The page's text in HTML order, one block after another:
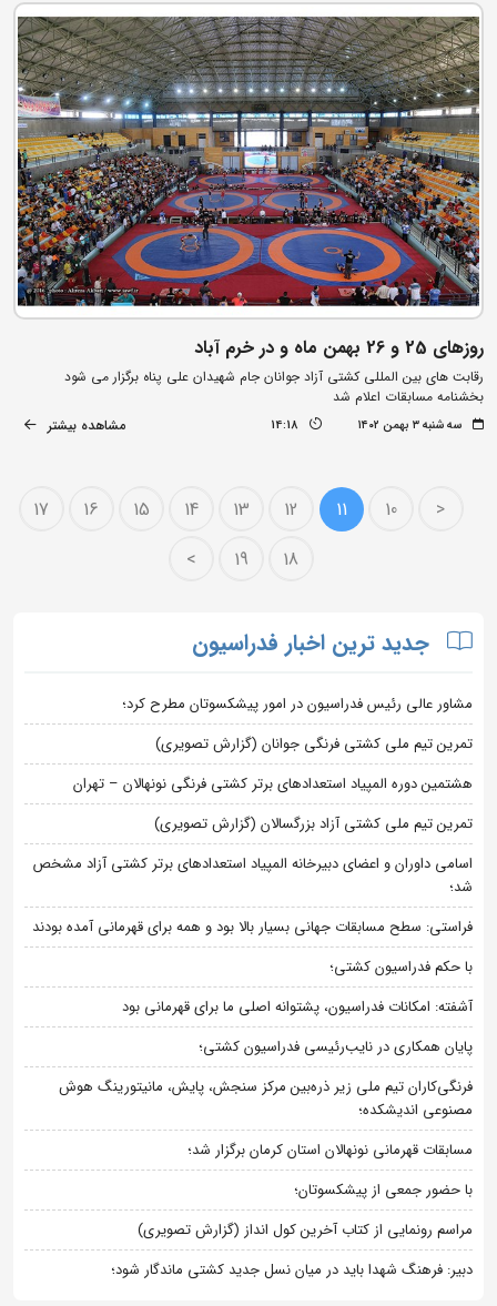
روزهای 25 و 26 بهمن ماه و در خرم آباد
رقابت های بین المللی کشتی آزاد جوانان جام شهیدان علی پناه برگزار می شود
بخشنامه مسابقات اعلام شد
سه شنبه ۳ بهمن ۱۴۰۲ 14:18 مشاهده بیشتر
<
10
11
12
13
14
15
16
17
18
19
>
جدید ترین اخبار فدراسیون
مشاور عالی رئیس فدراسیون در امور پیشکسوتان مطرح کرد؛
تمرین تیم ملی کشتی فرنگی جوانان (گزارش تصویری)
هشتمین دوره المپیاد استعدادهای برتر کشتی فرنگی نونهالان – تهران
تمرین تیم ملی کشتی آزاد بزرگسالان (گزارش تصویری)
اسامی داوران و اعضای دبیرخانه المپیاد استعدادهای برتر کشتی آزاد مشخص
شد؛
فراستی: سطح مسابقات جهانی بسیار بالا بود و همه برای قهرمانی آمده بودند
با حکم فدراسیون کشتی؛
آشفته: امکانات فدراسیون، پشتوانه اصلی ما برای قهرمانی بود
پایان همکاری در نایب‌رئیسی فدراسیون کشتی؛
فرنگی‌کاران تیم ملی زیر ذره‌بین مرکز سنجش، پایش، مانیتورینگ هوش
مصنوعی اندیشکده؛
مسابقات قهرمانی نونهالان استان کرمان برگزار شد؛
با حضور جمعی از پیشکسوتان؛
مراسم رونمایی از کتاب آخرین کول انداز (گزارش تصویری)
دبیر: فرهنگ شهدا باید در میان نسل جدید کشتی ماندگار شود؛